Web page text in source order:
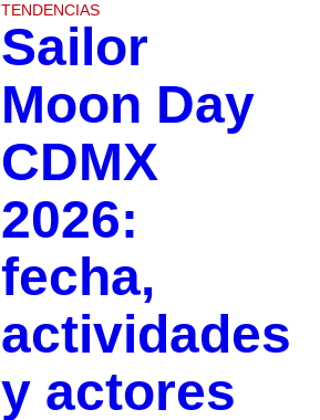
TENDENCIAS
Sailor
Moon Day
CDMX
2026:
fecha,
actividades
y actores